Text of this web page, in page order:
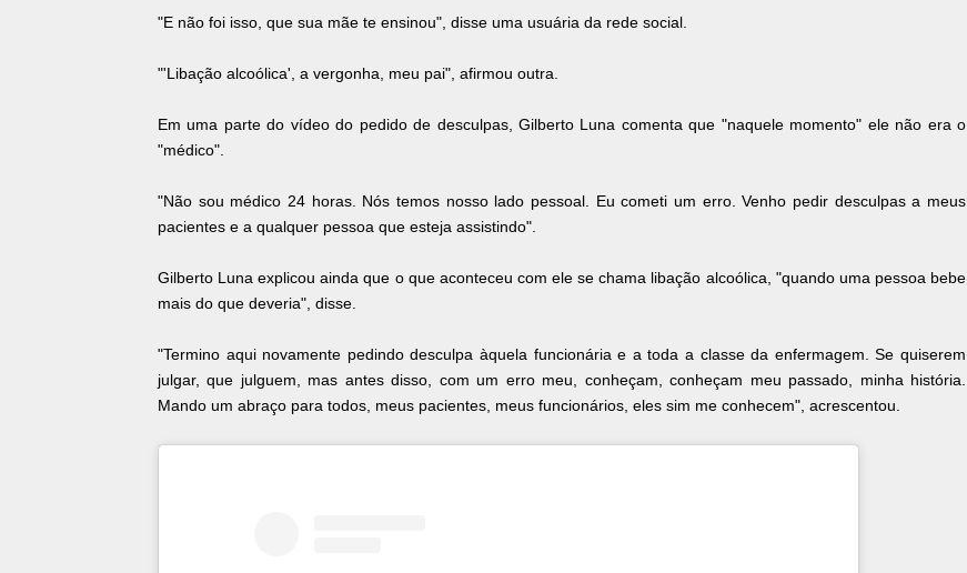
"E não foi isso, que sua mãe te ensinou", disse uma usuária da rede social.
"'Libação alcoólica', a vergonha, meu pai", afirmou outra.
Em uma parte do vídeo do pedido de desculpas, Gilberto Luna comenta que "naquele momento" ele não era o
"médico".
"Não sou médico 24 horas. Nós temos nosso lado pessoal. Eu cometi um erro. Venho pedir desculpas a meus
pacientes e a qualquer pessoa que esteja assistindo".
Gilberto Luna explicou ainda que o que aconteceu com ele se chama libação alcoólica, "quando uma pessoa bebe
mais do que deveria", disse.
"Termino aqui novamente pedindo desculpa àquela funcionária e a toda a classe da enfermagem. Se quiserem
julgar, que julguem, mas antes disso, com um erro meu, conheçam, conheçam meu passado, minha história.
Mando um abraço para todos, meus pacientes, meus funcionários, eles sim me conhecem", acrescentou.